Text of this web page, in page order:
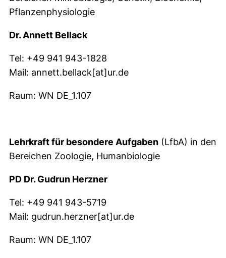
Pflanzenphysiologie
Dr. Annett Bellack
Tel: +49 941 943-1828
Mail: annett.bellack[at]ur.de
Raum: WN DE_1.107
Lehrkraft für besondere Aufgaben (LfbA) in den
Bereichen Zoologie, Humanbiologie
PD Dr. Gudrun Herzner
Tel: +49 941 943-5719
Mail: gudrun.herzner[at]ur.de
Raum: WN DE_1.107